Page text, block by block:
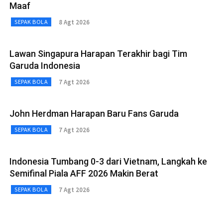
Maaf
SEPAK BOLA 8 Agt 2026
Lawan Singapura Harapan Terakhir bagi Tim
Garuda Indonesia
SEPAK BOLA 7 Agt 2026
John Herdman Harapan Baru Fans Garuda
SEPAK BOLA 7 Agt 2026
Indonesia Tumbang 0-3 dari Vietnam, Langkah ke
Semifinal Piala AFF 2026 Makin Berat
SEPAK BOLA 7 Agt 2026